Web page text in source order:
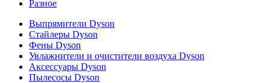
Разное
Выпрямители Dyson
Стайлеры Dyson
Фены Dyson
Увлажнители и очистители воздуха Dyson
Аксессуары Dyson
Пылесосы Dyson